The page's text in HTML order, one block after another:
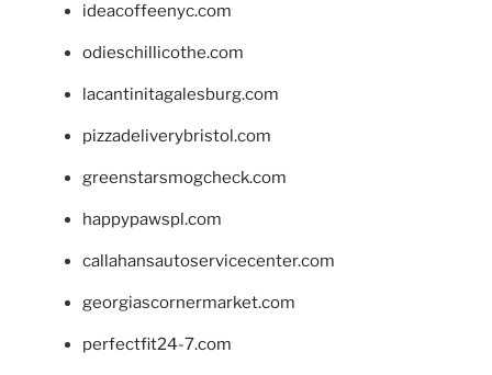
ideacoffeenyc.com
odieschillicothe.com
lacantinitagalesburg.com
pizzadeliverybristol.com
greenstarsmogcheck.com
happypawspl.com
callahansautoservicecenter.com
georgiascornermarket.com
perfectfit24-7.com